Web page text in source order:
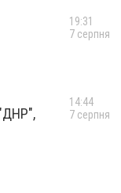
19:31
7 серпня
14:44
7 серпня